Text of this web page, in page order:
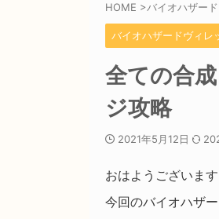
HOME >バイオハザー
バイオハザードヴィレ
全ての合
ジ攻略
2021年5月12日
おはようございます
今回のバイオハザ